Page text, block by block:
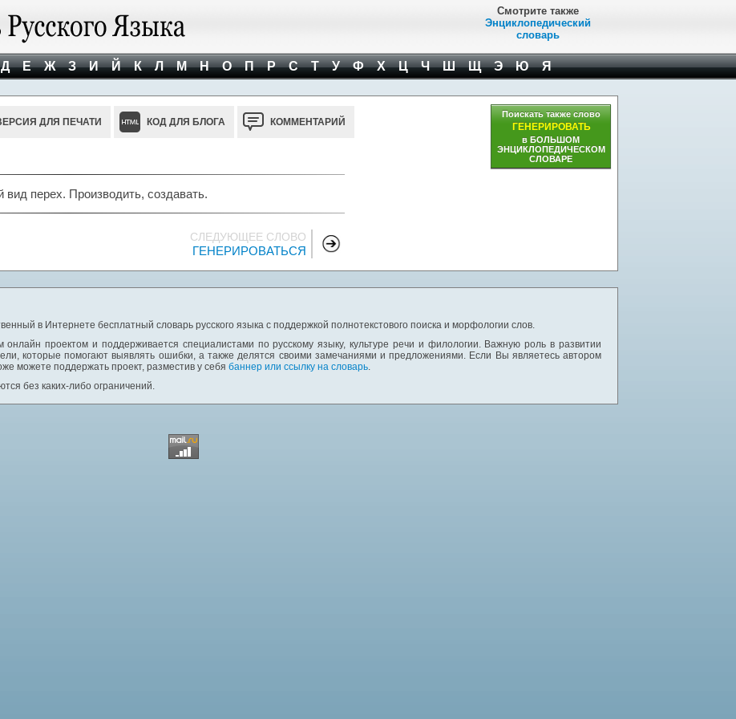
Смотрите также
Энциклопедический
словарь
Е Ж З И Й К Л М Н О П Р С Т У Ф Х Ц Ч Ш Щ Э Ю Я
ДЛЯ ПЕЧАТИ КОД ДЛЯ БЛОГА КОММЕНТАРИЙ
перех. Производить, создавать.
СЛЕДУЮЩЕЕ СЛОВО
ГЕНЕРИРОВАТЬСЯ
Поискать также слово
ГЕНЕРИРОВАТЬ
в БОЛЬШОМ
ЭНЦИКЛОПЕДИЧЕСКОМ
СЛОВАРЕ
в Интернете бесплатный словарь русского языка с поддержкой полнотекстового поиска и морфологии слов.
онлайн проектом и поддерживается специалистами по русскому языку, культуре речи и филологии. Важную роль в развитии
которые помогают выявлять ошибки, а также делятся своими замечаниями и предложениями. Если Вы являетесь автором
можете поддержать проект, разместив у себя баннер или ссылку на словарь.
без каких-либо ограничений.